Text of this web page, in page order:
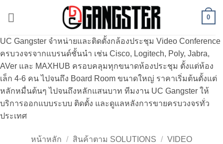
เนื้อหา
0
UC Gangster จำหน่ายและติดตั้งกล้องประชุม Video Conference
ครบวงจรจากแบรนด์ชั้นนำ เช่น Cisco, Logitech, Poly, Jabra,
AVer และ MAXHUB ครอบคลุมทุกขนาดห้องประชุม ตั้งแต่ห้อง
เล็ก 4-6 คน ไปจนถึง Board Room ขนาดใหญ่ ราคาเริ่มต้นตั้งแต่
หลักหมื่นต้นๆ ไปจนถึงหลักแสนบาท ทีมงาน UC Gangster ให้
บริการออกแบบระบบ ติดตั้ง และดูแลหลังการขายครบวงจรทั่ว
ประเทศ
หน้าหลัก / สินค้าตาม SOLUTIONS / VIDEO